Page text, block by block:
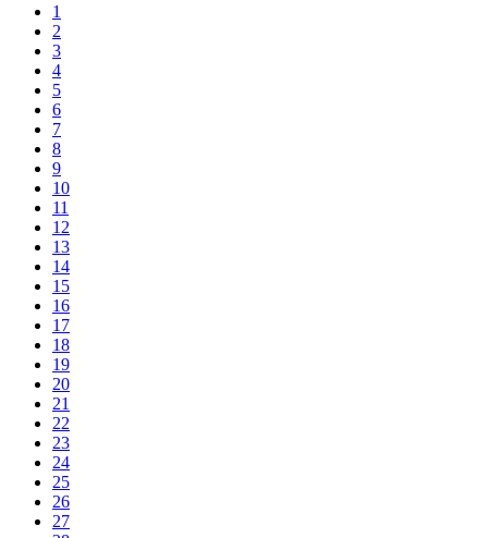
1
2
3
4
5
6
7
8
9
10
11
12
13
14
15
16
17
18
19
20
21
22
23
24
25
26
27